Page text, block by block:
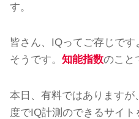
す。
皆さん、IQってご存じです
そうです。 知能指数のこと
本日、有料ではありますが
度でIQ計測のできるサイ